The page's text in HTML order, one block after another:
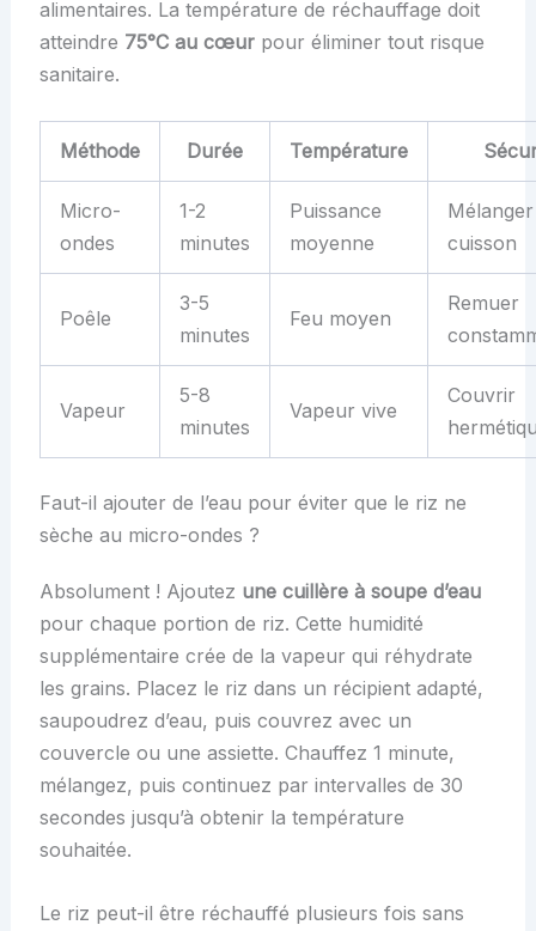
alimentaires. La température de réchauffage doit
atteindre 75°C au cœurpour éliminer tout risque
sanitaire.
Méthode Durée Température
Micro-
ondes
1-2
minutes
Puissance
moyenne
cuisson
Poêle
3-5
minutes
Feu moyen
Remuer
Vapeur
5-8
minutes
Vapeur vive
Couvrir
Faut-il ajouter de l’eau pour éviter que le riz ne
sèche au micro-ondes ?
Absolument ! Ajoutez une cuillère à soupe d’eau
pour chaque portion de riz. Cette humidité
supplémentaire crée de la vapeur qui réhydrate
les grains. Placez le riz dans un récipient adapté,
saupoudrez d’eau, puis couvrez avec un
couvercle ou une assiette. Chauffez 1 minute,
mélangez, puis continuez par intervalles de 30
secondes jusqu’à obtenir la température
souhaitée.
Le riz peut-il être réchauffé plusieurs fois sans